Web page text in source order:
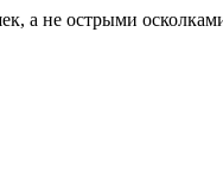
а не острыми